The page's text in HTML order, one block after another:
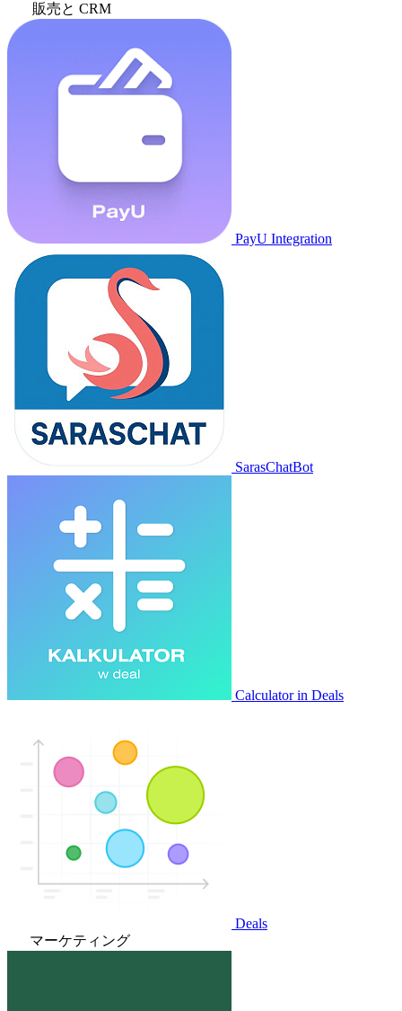
販売と CRM
PayU Integration
SarasChatBot
Calculator in Deals
Deals
マーケティング